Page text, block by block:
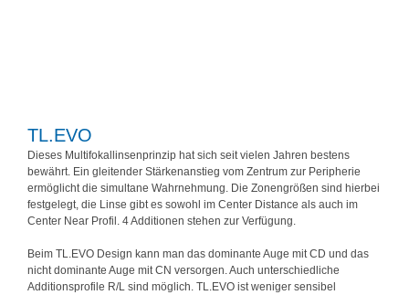
TL.EVO
Dieses Multifokallinsenprinzip hat sich seit vielen Jahren bestens
bewährt. Ein gleitender Stärkenanstieg vom Zentrum zur Peripherie
ermöglicht die simultane Wahrnehmung. Die Zonengrößen sind hierbei
festgelegt, die Linse gibt es sowohl im Center Distance als auch im
Center Near Profil. 4 Additionen stehen zur Verfügung.
Beim TL.EVO Design kann man das dominante Auge mit CD und das
nicht dominante Auge mit CN versorgen. Auch unterschiedliche
Additionsprofile R/L sind möglich. TL.EVO ist weniger sensibel